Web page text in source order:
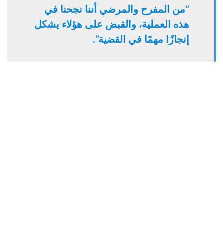
“من المفرح والمرضي أننا نجحنا في
هذه العملية، والقبض على هؤلاء يشكل
إنجازًا مهمًا في القضية”.